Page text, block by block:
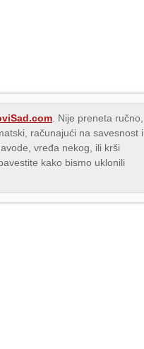
. Nije preneta ručno,
računajući na savesnost i
vređa nekog, ili krši
kako bismo uklonili